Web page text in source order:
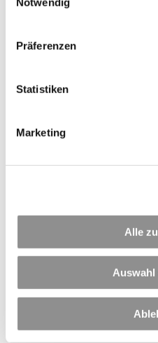
Präferenzen
Statistiken
Marketing
Alle
Auswahl
Jürgen T. Knauf
Tel. 09321 7002-60
E-Mail:j.knauf@lzr.de